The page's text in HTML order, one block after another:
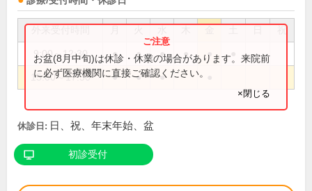
祝
9:00～12:30 ● ● ● ● ●
15:00～17:30 ● ● ●
お盆(8月中旬)は休診・休業の場合があります。来院前
に必ず医療機関に直接ご確認ください。
×閉じる
休診日: 日、祝、年末年始、盆
初診受付